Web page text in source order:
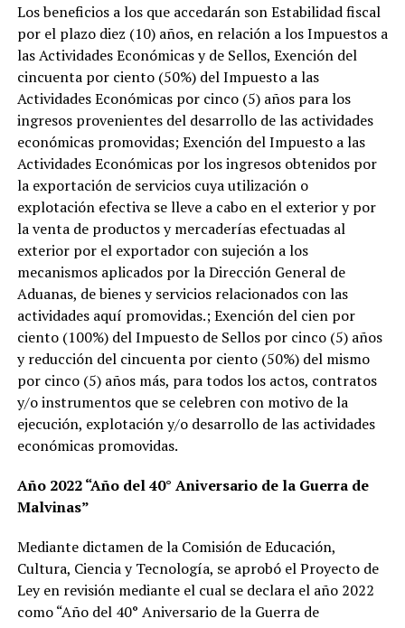
Los beneficios a los que accedarán son Estabilidad fiscal
por el plazo diez (10) años, en relación a los Impuestos a
las Actividades Económicas y de Sellos, Exención del
cincuenta por ciento (50%) del Impuesto a las
Actividades Económicas por cinco (5) años para los
ingresos provenientes del desarrollo de las actividades
económicas promovidas; Exención del Impuesto a las
Actividades Económicas por los ingresos obtenidos por
la exportación de servicios cuya utilización o
explotación efectiva se lleve a cabo en el exterior y por
la venta de productos y mercaderías efectuadas al
exterior por el exportador con sujeción a los
mecanismos aplicados por la Dirección General de
Aduanas, de bienes y servicios relacionados con las
actividades aquí promovidas.; Exención del cien por
ciento (100%) del Impuesto de Sellos por cinco (5) años
y reducción del cincuenta por ciento (50%) del mismo
por cinco (5) años más, para todos los actos, contratos
y/o instrumentos que se celebren con motivo de la
ejecución, explotación y/o desarrollo de las actividades
económicas promovidas.
Año 2022 “Año del 40° Aniversario de la Guerra de
Malvinas”
Mediante dictamen de la Comisión de Educación,
Cultura, Ciencia y Tecnología, se aprobó el Proyecto de
Ley en revisión mediante el cual se declara el año 2022
como “Año del 40° Aniversario de la Guerra de